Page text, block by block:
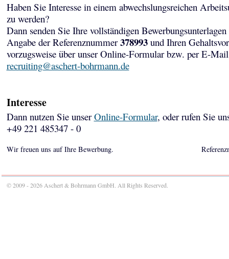
Haben Sie Interesse in einem abwechslungsreichen
zu werden?
Dann senden Sie Ihre vollständigen Bewerbungsunterlagen
Angabe der Referenznummer378993und Ihren
vorzugsweise über unser Online-Formular bzw. per E-
recruiting@aschert-bohrmann.de
Interesse
Dann nutzen Sie unserOnline-Formular, oder rufen Sie
+49 221 485347 - 0
Wir freuen uns auf Ihre Bewerbung.
© 2009 - 2026 Aschert & Bohrmann GmbH. All Rights Reserved.